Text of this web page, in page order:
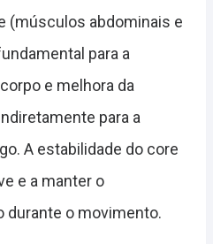
(músculos abdominais e
para a
e melhora da
para a
A estabilidade do core
e a manter o
durante o movimento.